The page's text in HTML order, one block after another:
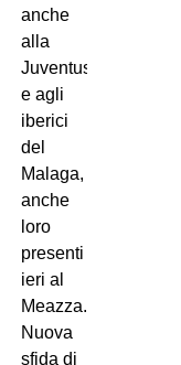
anche
alla
Juventus
e agli
iberici
del
Malaga,
anche
loro
presenti
ieri al
Meazza.
Nuova
sfida di